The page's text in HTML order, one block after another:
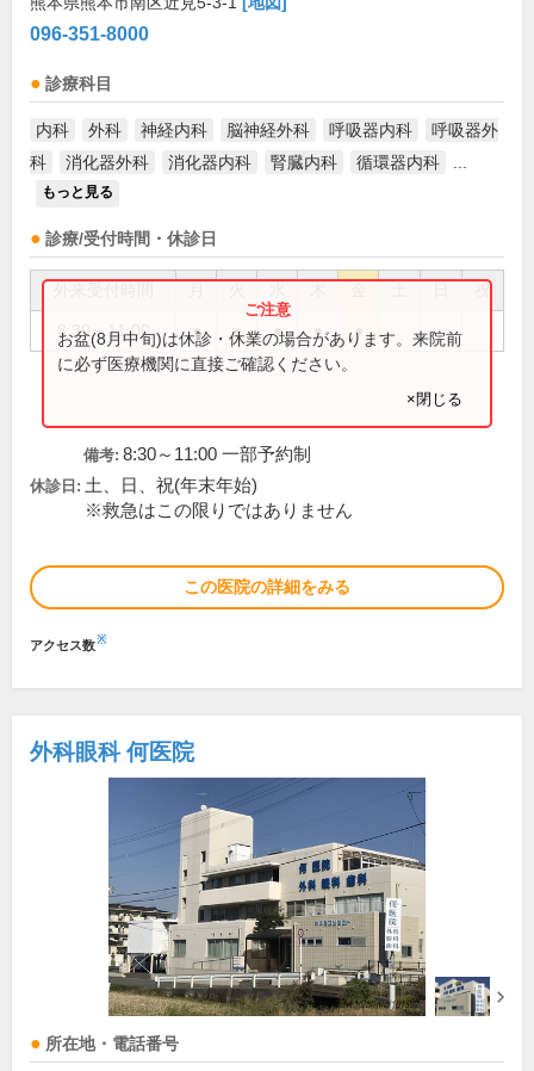
096-351-8000
診療科目
内科 外科 神経内科 脳神経外科 呼吸器内科
呼吸器外
科
消化器外科 消化器内科 腎臓内科 循環器内科
もっと見る
診療/受付時間・休診日
祝
8:30～11:00 ● ● ● ● ●
お盆(8月中旬)は休診・休業の場合があります。来院前
に必ず医療機関に直接ご確認ください。
×閉じる
備考: 8:30～11:00 一部予約制
休診日: 土、日、祝(年末年始)
※救急はこの限りではありません
この医院の詳細をみる
アクセス数※
外科眼科 何医院
所在地・電話番号